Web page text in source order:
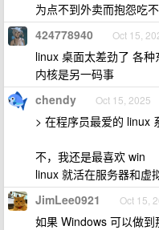
为点不到外卖而抱怨吃不
424778940 Oct 15,
linux 桌面太差劲了 各
内核是另一码事
chendy Oct 15, 2025
> 在程序员最爱的 linux
不，我还是最喜欢 win
linux 就活在服务器和虚
JimLee0921 Oct 15,
如果 Windows 可以做